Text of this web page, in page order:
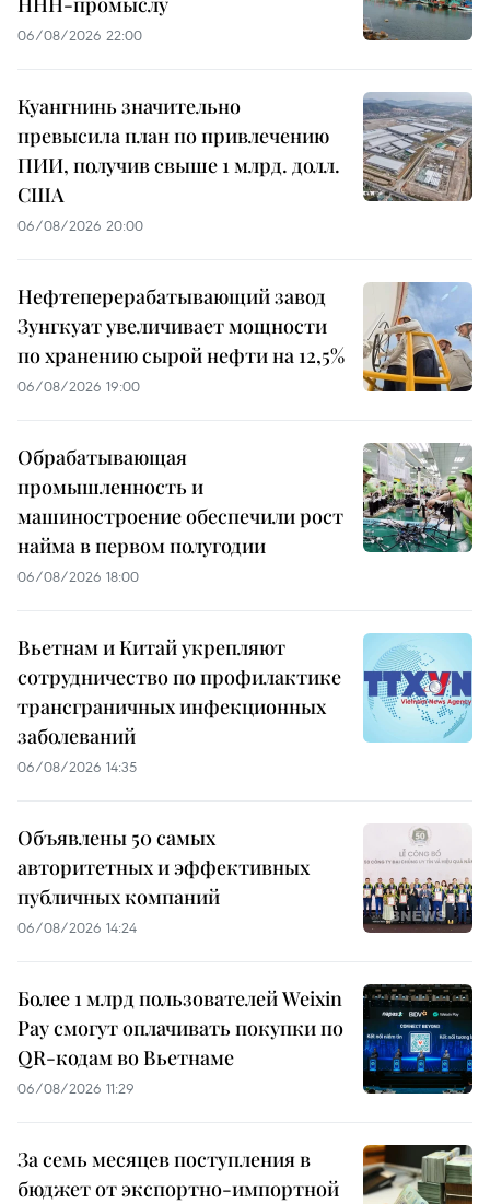
06/08/2026 22:00
Куангнинь значительно
превысила план по привлечению
ПИИ, получив свыше 1 млрд. долл.
США
06/08/2026 20:00
Нефтеперерабатывающий завод
Зунгкуат увеличивает мощности
по хранению сырой нефти на 12,5%
06/08/2026 19:00
Обрабатывающая
промышленность и
машиностроение обеспечили рост
найма в первом полугодии
06/08/2026 18:00
Вьетнам и Китай укрепляют
сотрудничество по профилактике
трансграничных инфекционных
заболеваний
06/08/2026 14:35
Объявлены 50 самых
авторитетных и эффективных
публичных компаний
06/08/2026 14:24
Более 1 млрд пользователей Weixin
Pay смогут оплачивать покупки по
QR-кодам во Вьетнаме
06/08/2026 11:29
За семь месяцев поступления в
бюджет от экспортно-импортной